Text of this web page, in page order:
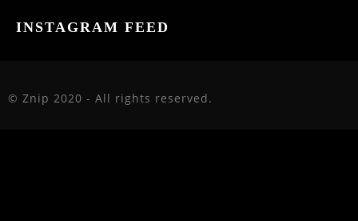
INSTAGRAM FEED
© Znip 2020 - All rights reserved.